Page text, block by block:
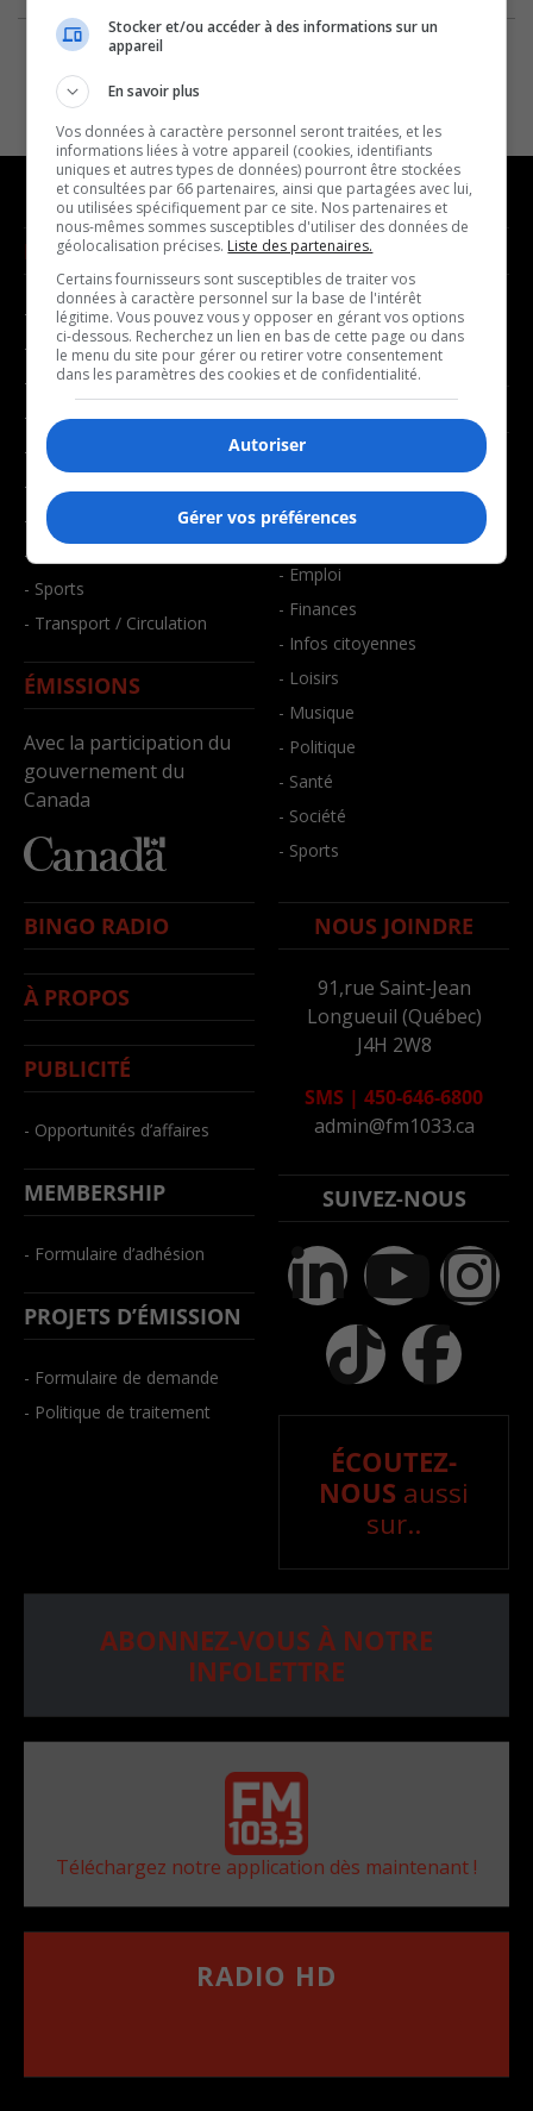
NOUVELLES
- Affaires municipales
- Communauté / Social
- Culture
- Économie
- Éducation
- Environnement
- Faits divers
- Santé et bien-être
- Sports
- Transport / Circulation
ÉMISSIONS
Avec la participation du
gouvernement du
Canada
MUSIQUE
- Décompte franco
- Joué récemment
BALADOS
- Affaires
- Art de vivre
- Bien-être
- Emploi
- Finances
- Infos citoyennes
- Loisirs
- Musique
- Politique
- Santé
- Société
- Sports
BINGO RADIO
À PROPOS
PUBLICITÉ
- Opportunités d’affaires
MEMBERSHIP
- Formulaire d’adhésion
PROJETS D’ÉMISSION
- Formulaire de demande
- Politique de traitement
NOUS JOINDRE
91,rue Saint-Jean
Longueuil (Québec)
J4H 2W8
SMS | 450-646-6800
admin@fm1033.ca
SUIVEZ-NOUS
ÉCOUTEZ-
NOUS aussi
sur..
ABONNEZ-VOUS À NOTRE
INFOLETTRE
Téléchargez notre application dès maintenant !
RADIO HD
Stocker et/ou accéder à des informations sur un
appareil
En savoir plus
Vos données à caractère personnel seront traitées, et les
informations liées à votre appareil (cookies, identifiants
uniques et autres types de données) pourront être stockées
et consultées par 66 partenaires, ainsi que partagées avec lui,
ou utilisées spécifiquement par ce site. Nos partenaires et
nous-mêmes sommes susceptibles d'utiliser des données de
géolocalisation précises. Liste des partenaires.
Certains fournisseurs sont susceptibles de traiter vos
données à caractère personnel sur la base de l'intérêt
légitime. Vous pouvez vous y opposer en gérant vos options
ci-dessous. Recherchez un lien en bas de cette page ou dans
le menu du site pour gérer ou retirer votre consentement
dans les paramètres des cookies et de confidentialité.
Autoriser
Gérer vos préférences